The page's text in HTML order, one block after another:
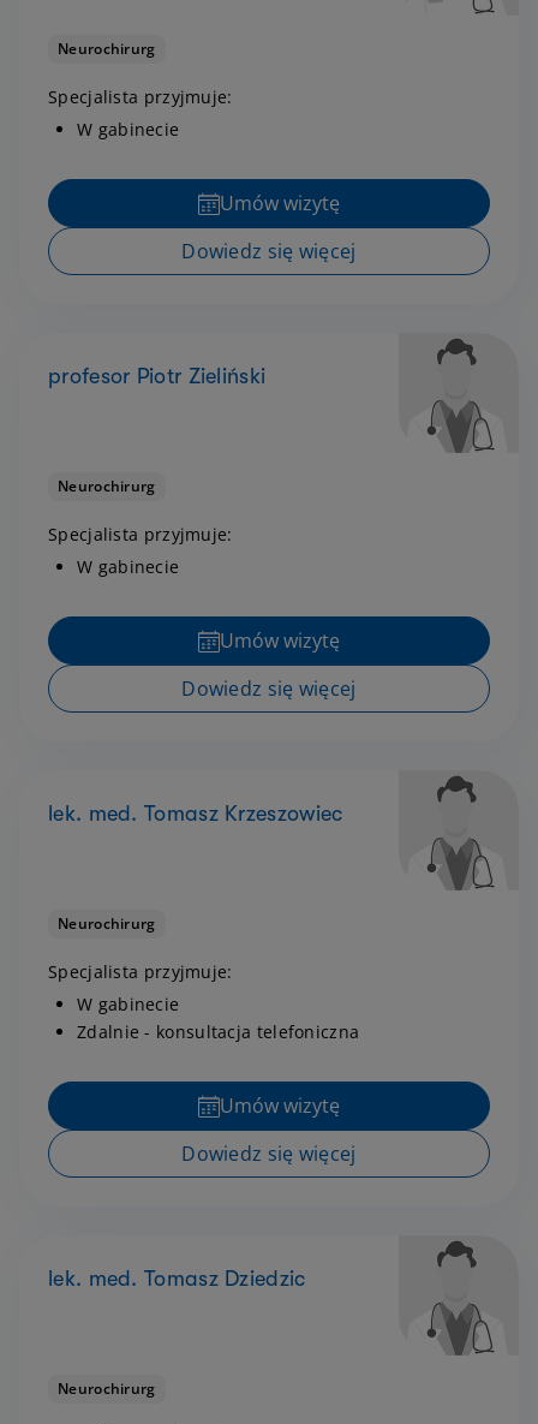
Neurochirurg
Specjalista przyjmuje:
W gabinecie
Umów wizytę
Dowiedz się więcej
profesor Piotr Zieliński
Neurochirurg
Specjalista przyjmuje:
W gabinecie
Umów wizytę
Dowiedz się więcej
lek. med. Tomasz Krzeszowiec
Neurochirurg
Specjalista przyjmuje:
W gabinecie
Zdalnie - konsultacja telefoniczna
Umów wizytę
Dowiedz się więcej
lek. med. Tomasz Dziedzic
Neurochirurg